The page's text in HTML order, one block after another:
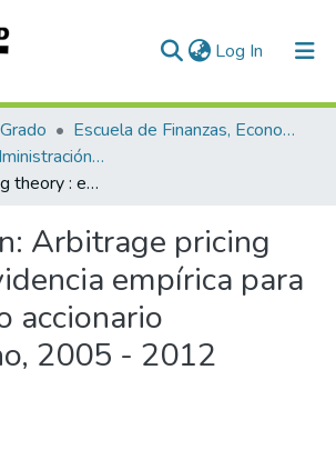
Log In (current)
Escuela de Finanzas, Economía y Gobierno
Maestría en Administración Financiera (tesis)
Arbitrage pricing theory : evidencia empírica para el mercado accionario colombiano, 2005 - 2012
Arbitrage pricing
empírica para
accionario
2005 - 2012